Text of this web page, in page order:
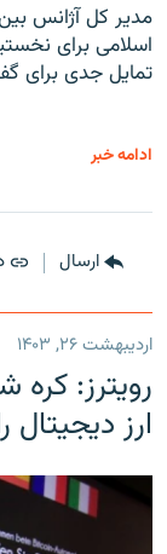
مدیر کل آژانس
اسلامی برای
تمایل جدی برای
ادامه خبر
ارسال
اردیبهشت ۲۶, ۱۴۰۳
ارز دیجیتال